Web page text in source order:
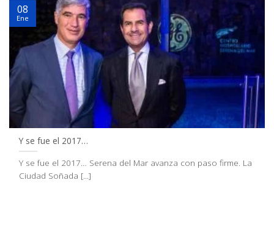
Y se fue el 2017…
Y se fue el 2017… Serena del Mar avanza con paso firme. La
Ciudad Soñada [...]
08
Ene